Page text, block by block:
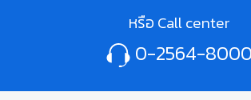
หรือ Call center
0-2564-8000